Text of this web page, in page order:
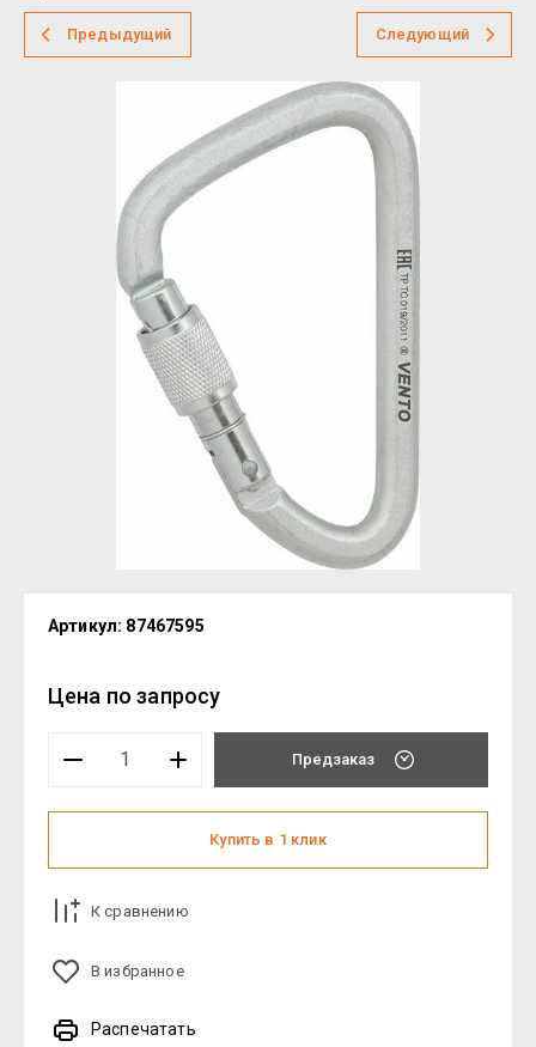
Предыдущий Следующий
Артикул: 87467595
Цена по запросу
Предзаказ
Купить в 1 клик
К сравнению
В избранное
Распечатать